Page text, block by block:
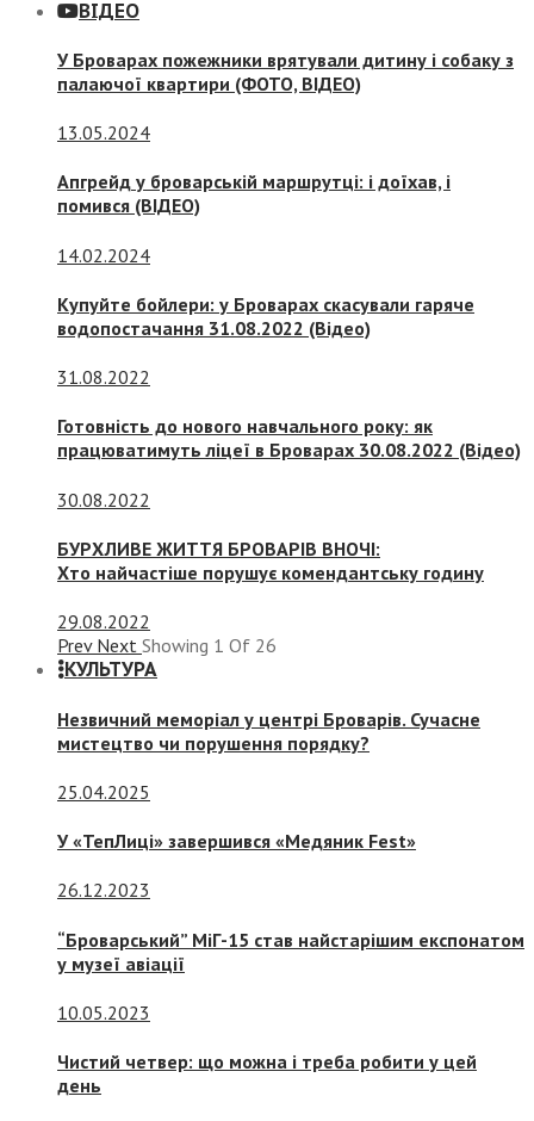
ВІДЕО
У Броварах пожежники врятували дитину і собаку з
палаючої квартири (ФОТО, ВІДЕО)
13.05.2024
Апгрейд у броварській маршрутці: і доїхав, і
помився (ВІДЕО)
14.02.2024
Купуйте бойлери: у Броварах скасували гаряче
водопостачання 31.08.2022 (Відео)
31.08.2022
Готовність до нового навчального року: як
працюватимуть ліцеї в Броварах 30.08.2022 (Відео)
30.08.2022
БУРХЛИВЕ ЖИТТЯ БРОВАРІВ ВНОЧІ:
Хто найчастіше порушує комендантську годину
29.08.2022
Prev Next Showing 1 Of 26
КУЛЬТУРА
Незвичний меморіал у центрі Броварів. Сучасне
мистецтво чи порушення порядку?
25.04.2025
У «ТепЛиці» завершився «Медяник Fest»
26.12.2023
“Броварський” МіГ-15 став найстарішим експонатом
у музеї авіації
10.05.2023
Чистий четвер: що можна і треба робити у цей
день